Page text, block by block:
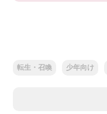
転生・召喚 少年向け